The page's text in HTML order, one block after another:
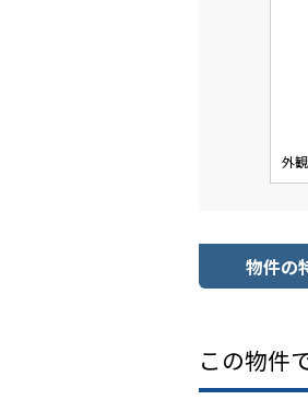
外観
物件の
この物件